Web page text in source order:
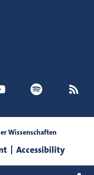
Wissenschaften
Accessibility